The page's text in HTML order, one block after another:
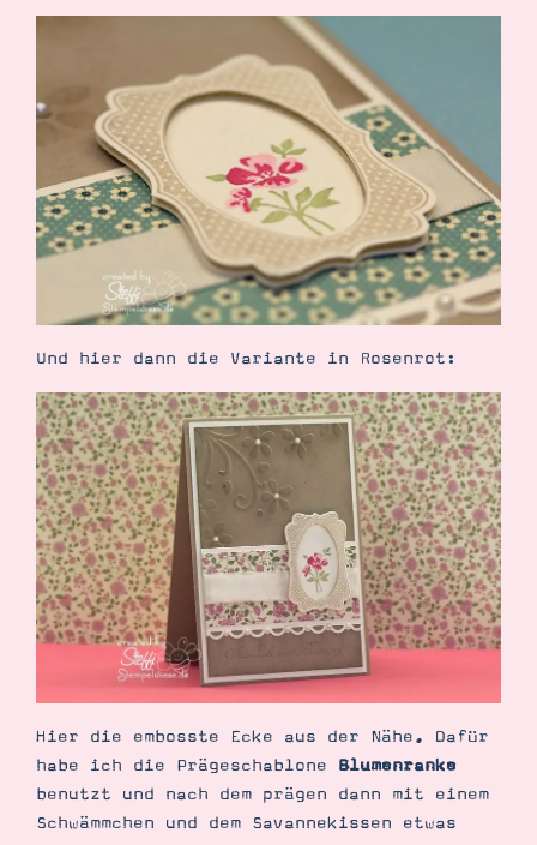
Und hier dann die Variante in Rosenrot:
Hier die embosste Ecke aus der Nähe. Dafür
habe ich die Prägeschablone Blumenranke
benutzt und nach dem prägen dann mit einem
Schwämmchen und dem Savannekissen etwas